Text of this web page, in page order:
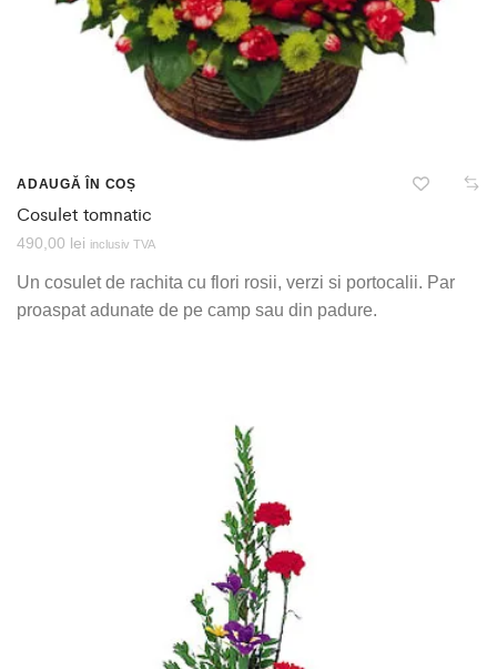
ADAUGĂ ÎN COȘ
Cosulet tomnatic
490,00 lei inclusiv TVA
Un cosulet de rachita cu flori rosii, verzi si portocalii. Par
proaspat adunate de pe camp sau din padure.